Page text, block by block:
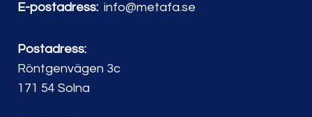
E-postadress: info@metafa.se
Postadress:
Röntgenvägen 3c
171 54 Solna